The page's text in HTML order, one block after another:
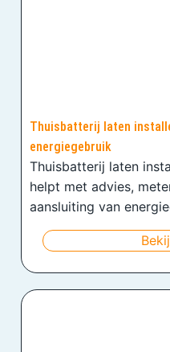
Thuisbatterij laten
energiegebruik
Thuisbatterij laten
helpt met advies,
aansluiting van